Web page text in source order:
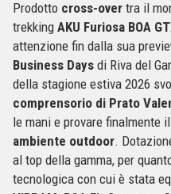
Prodotto cross-over tra il
trekking AKU Furiosa BOA
attenzione fin dalla sua
Business Days di Riva del
della stagione estiva 2026
comprensorio di Prato
le mani e provare finalmente
ambiente outdoor.
al top della gamma, per
tecnologica con cui è stata